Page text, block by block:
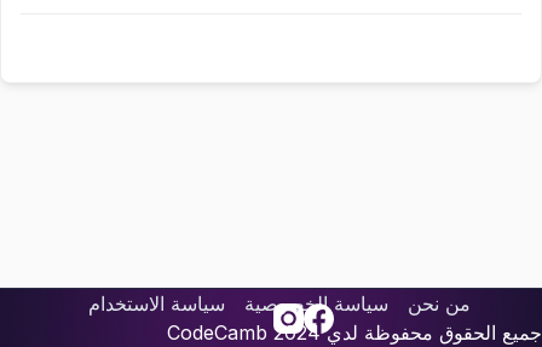
من نحن سياسة الخصوصية
سياسة الاستخدام
جميع الحقوق محفوظة لدي
CodeCamb 2024